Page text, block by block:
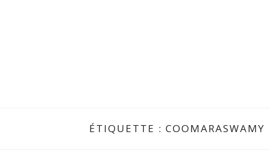
ÉTIQUETTE : COOMARASWAMY